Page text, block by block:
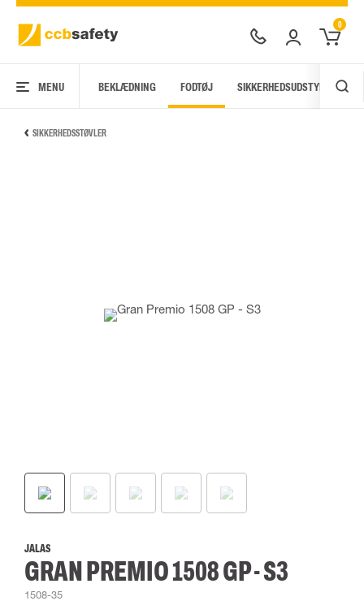
0
MENU BEKLÆDNING FODTØJ SIKKERHEDSUDSTYR
SIKKERHEDSSTØVLER
JALAS
GRAN PREMIO 1508 GP - S3
1508-35